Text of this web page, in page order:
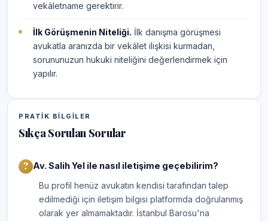
vekâletname gerektirir.
İlk Görüşmenin Niteliği. İlk danışma görüşmesi
avukatla aranızda bir vekâlet ilişkisi kurmadan,
sorununuzun hukuki niteliğini değerlendirmek için
yapılır.
PRATIK BILGILER
Sıkça Sorulan Sorular
Av. Salih Yel ile nasıl iletişime geçebilirim?
Bu profil henüz avukatın kendisi tarafından talep
edilmediği için iletişim bilgisi platformda doğrulanmış
olarak yer almamaktadır. İstanbul Barosu'na